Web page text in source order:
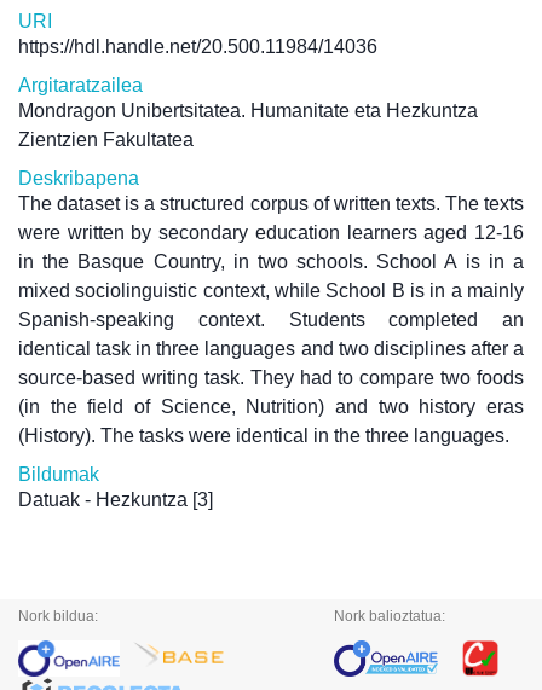
URI
https://hdl.handle.net/20.500.11984/14036
Argitaratzailea
Mondragon Unibertsitatea. Humanitate eta Hezkuntza
Zientzien Fakultatea
Deskribapena
The dataset is a structured corpus of written texts. The texts
were written by secondary education learners aged 12-16
in the Basque Country, in two schools. School A is in a
mixed sociolinguistic context, while School B is in a mainly
Spanish-speaking context. Students completed an
identical task in three languages and two disciplines after a
source-based writing task. They had to compare two foods
(in the field of Science, Nutrition) and two history eras
(History). The tasks were identical in the three languages.
Bildumak
Datuak - Hezkuntza [3]
Nork bildua: Nork balioztatua: